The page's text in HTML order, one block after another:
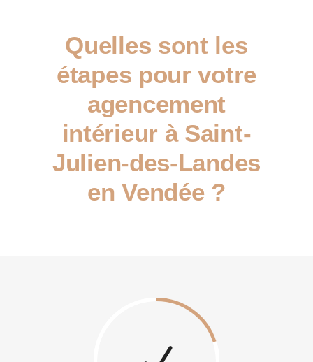
Quelles sont les
étapes pour votre
agencement
intérieur à Saint-
Julien-des-Landes
en Vendée ?